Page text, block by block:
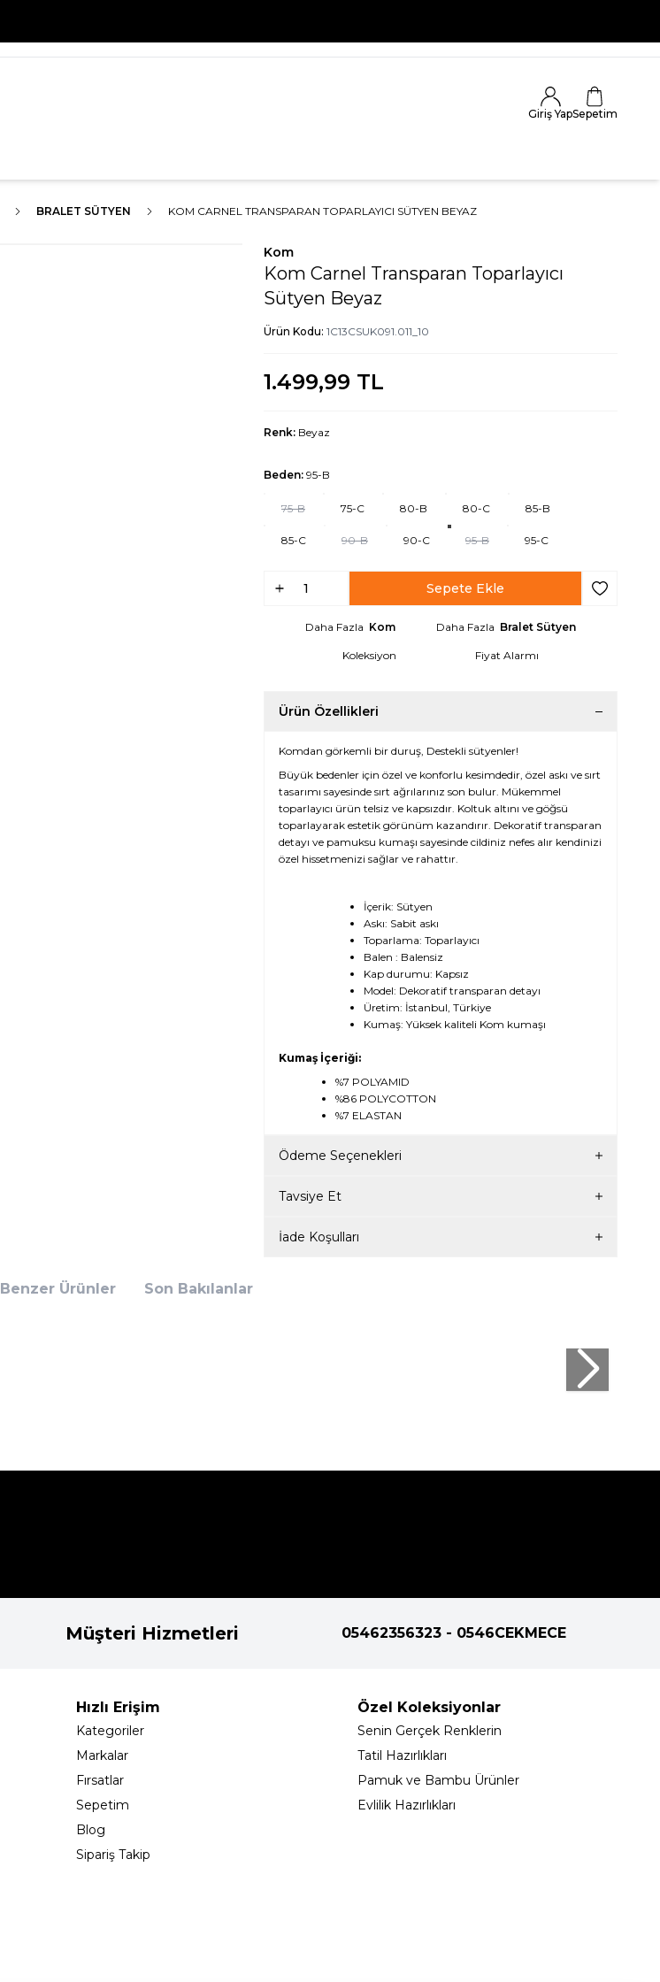
Giriş YapSepetim
BRALET SÜTYEN KOM CARNEL TRANSPARAN TOPARLAYICI SÜTYEN BEYAZ
Kom
Kom Carnel Transparan Toparlayıcı
Sütyen Beyaz
Ürün Kodu: 1C13CSUK091.011_10
1.499,99 TL
Renk: Beyaz
Beden: 95-B
75-B 75-C 80-B 80-C 85-B
85-C 90-B 90-C 95-B 95-C
Sepete Ekle Favoriye
Daha Fazla Kom Daha Fazla Bralet Sütyen
Koleksiyon Fiyat Alarmı
Ürün Özellikleri
Komdan görkemli bir duruş, Destekli sütyenler!
Büyük bedenler için özel ve konforlu kesimdedir, özel askı ve sırt
tasarımı sayesinde sırt ağrılarınız son bulur. Mükemmel
toparlayıcı ürün telsiz ve kapsızdır. Koltuk altını ve göğsü
toparlayarak estetik görünüm kazandırır. Dekoratif transparan
detayı ve pamuksu kumaşı sayesinde cildiniz nefes alır kendinizi
özel hissetmenizi sağlar ve rahattır.
İçerik: Sütyen
Askı: Sabit askı
Toparlama: Toparlayıcı
Balen : Balensiz
Kap durumu: Kapsız
Model: Dekoratif transparan detayı
Üretim: İstanbul, Türkiye
Kumaş: Yüksek kaliteli Kom kumaşı
Kumaş İçeriği:
%7 POLYAMID
%86 POLYCOTTON
%7 ELASTAN
Ödeme Seçenekleri
Tavsiye Et
İade Koşulları
Benzer Ürünler Son Bakılanlar
Müşteri Hizmetleri 05462356323 - 0546CEKMECE
Hızlı Erişim
Kategoriler
Markalar
Fırsatlar
Sepetim
Blog
Sipariş Takip
Özel Koleksiyonlar
Senin Gerçek Renklerin
Tatil Hazırlıkları
Pamuk ve Bambu Ürünler
Evlilik Hazırlıkları